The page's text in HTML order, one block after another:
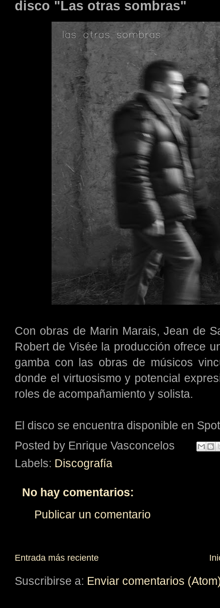
disco "Las otras sombras"
Con obras de Marin Marais, Jean de
Robert de Visée la producción ofrece
gamba con las obras de músicos
donde el virtuosismo y potencial
roles de acompañamiento y solista.
El disco se encuentra disponible en
Posted by Enrique Vasconcelos
Labels: Discografía
No hay comentarios:
Publicar un comentario
Entrada más reciente
Suscribirse a: Enviar comentarios